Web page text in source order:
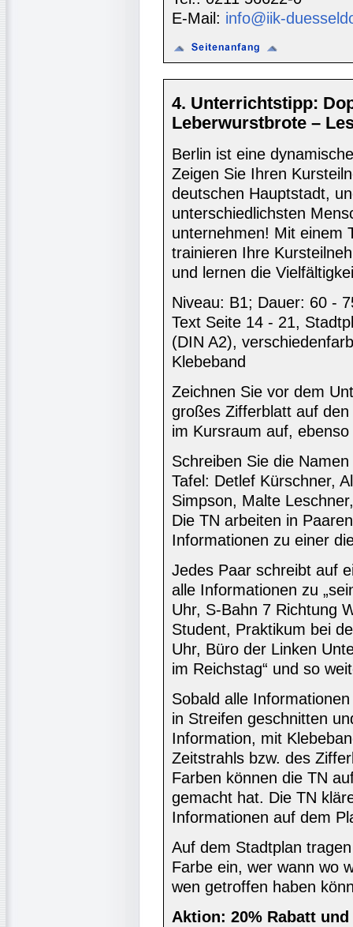
E-Mail: info@iik-
4. Unterrichtstipp:
Leberwurstbrote –
Berlin ist eine
Zeigen Sie Ihren
deutschen Hauptstadt,
unterschiedlichsten
unternehmen! Mit einem
trainieren Ihre
und lernen die
Niveau: B1; Dauer: 60 -
Text Seite 14 - 21,
(DIN A2),
Klebeband
Zeichnen Sie vor dem
großes Zifferblatt auf
im Kursraum auf,
Schreiben Sie die
Tafel: Detlef Kürschner,
Simpson, Malte
Die TN arbeiten in
Informationen zu einer
Jedes Paar schreibt auf
alle Informationen zu
Uhr, S-Bahn 7 Richtung
Student, Praktikum bei
Uhr, Büro der Linken
im Reichstag“ und so
Sobald alle
in Streifen geschnitten
Information, mit
Zeitstrahls bzw. des
Farben können die TN
gemacht hat. Die TN
Informationen auf dem
Auf dem Stadtplan
Farbe ein, wer wann wo
wen getroffen haben
Aktion: 20% Rabatt